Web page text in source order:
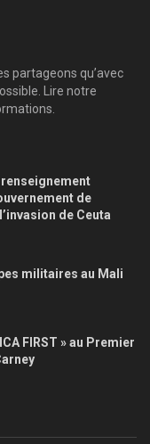
partageons qu’avec
Lire notre
renseignement
de
de Ceuta
militaires au Mali
FIRST » au Premier